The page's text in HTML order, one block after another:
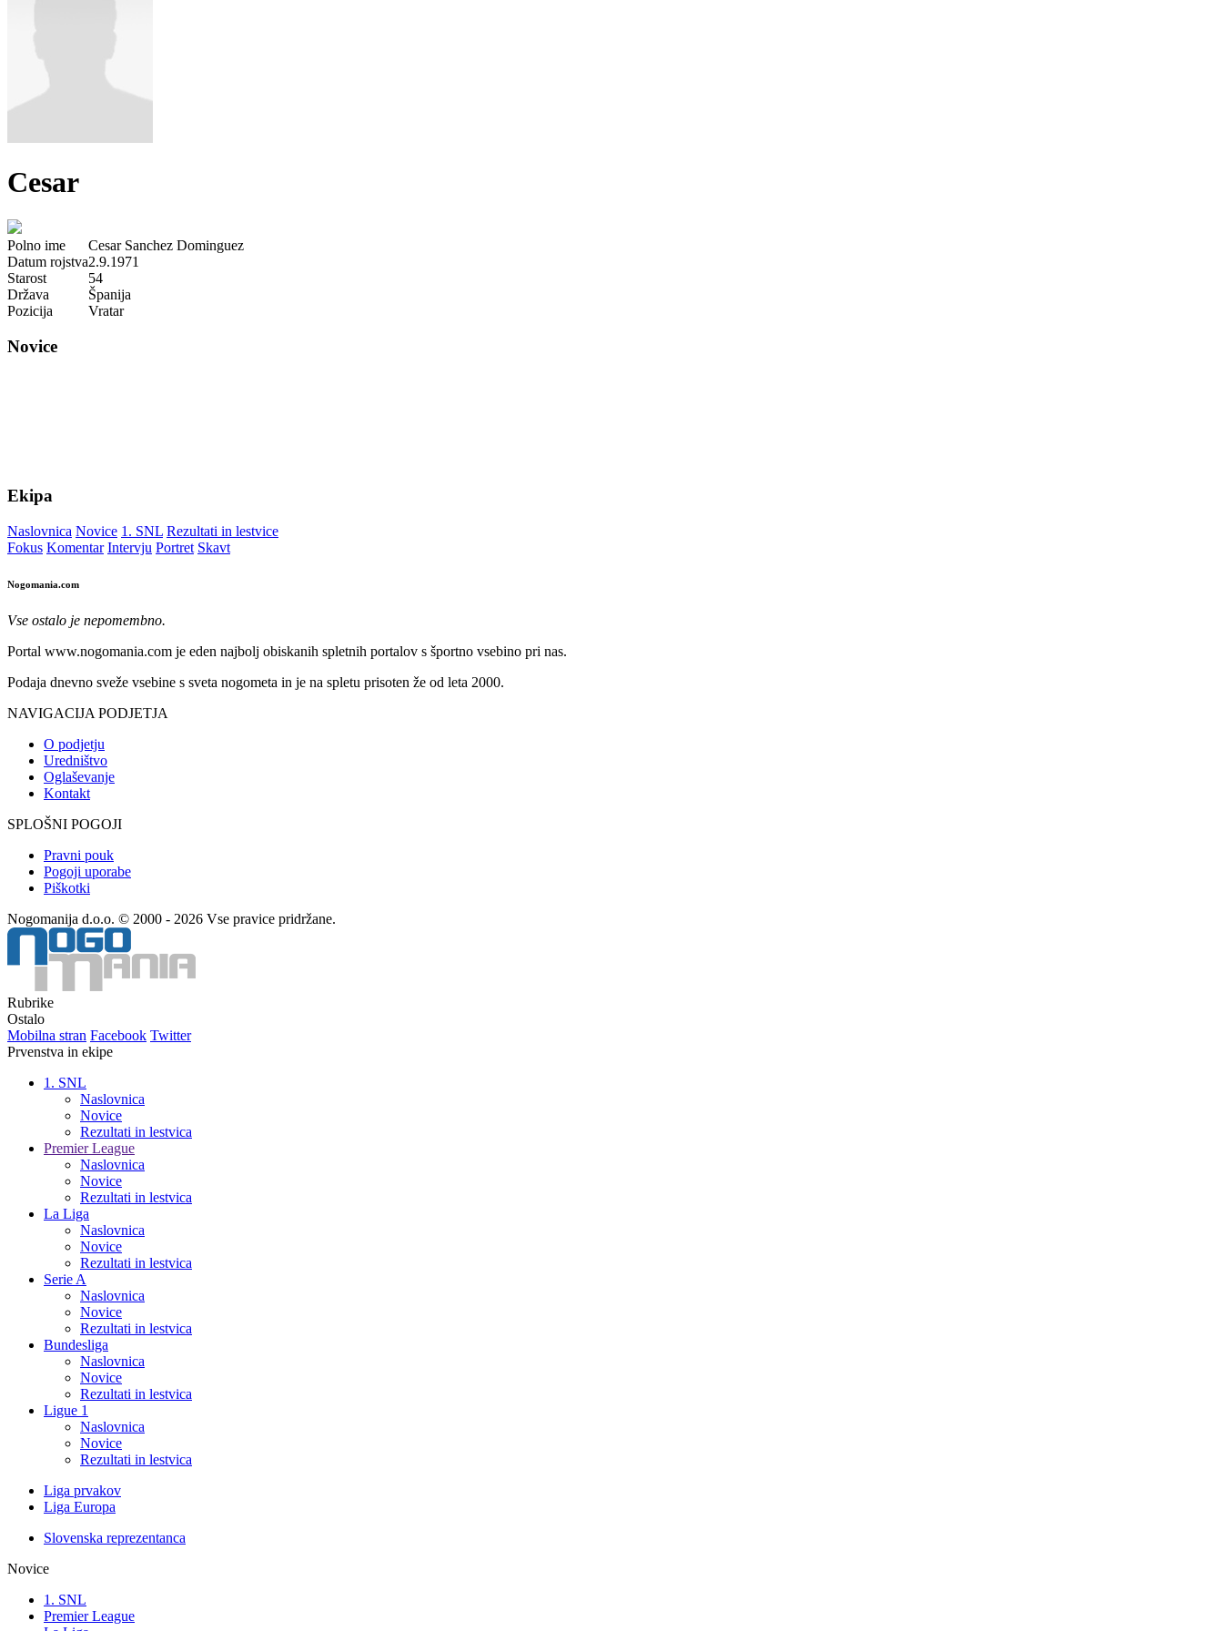
Cesar
Polno ime
Cesar Sanchez Dominguez
Datum rojstva2.9.1971
Starost
54
Država
Španija
Pozicija
Vratar
Novice
Ekipa
Naslovnica Novice 1. SNL Rezultati in lestvice
Fokus Komentar Intervju Portret Skavt
Nogomania.com
Vse ostalo je nepomembno.
Portal www.nogomania.com je eden najbolj obiskanih spletnih portalov s športno vsebino pri nas.
Podaja dnevno sveže vsebine s sveta nogometa in je na spletu prisoten že od leta 2000.
NAVIGACIJA PODJETJA
O podjetju
Uredništvo
Oglaševanje
Kontakt
SPLOŠNI POGOJI
Pravni pouk
Pogoji uporabe
Piškotki
Nogomanija d.o.o. © 2000 - 2026 Vse pravice pridržane.
Rubrike
Ostalo
Mobilna stran Facebook Twitter
Prvenstva in ekipe
1. SNL
Naslovnica
Novice
Rezultati in lestvica
Premier League
Naslovnica
Novice
Rezultati in lestvica
La Liga
Naslovnica
Novice
Rezultati in lestvica
Serie A
Naslovnica
Novice
Rezultati in lestvica
Bundesliga
Naslovnica
Novice
Rezultati in lestvica
Ligue 1
Naslovnica
Novice
Rezultati in lestvica
Liga prvakov
Liga Europa
Slovenska reprezentanca
Novice
1. SNL
Premier League